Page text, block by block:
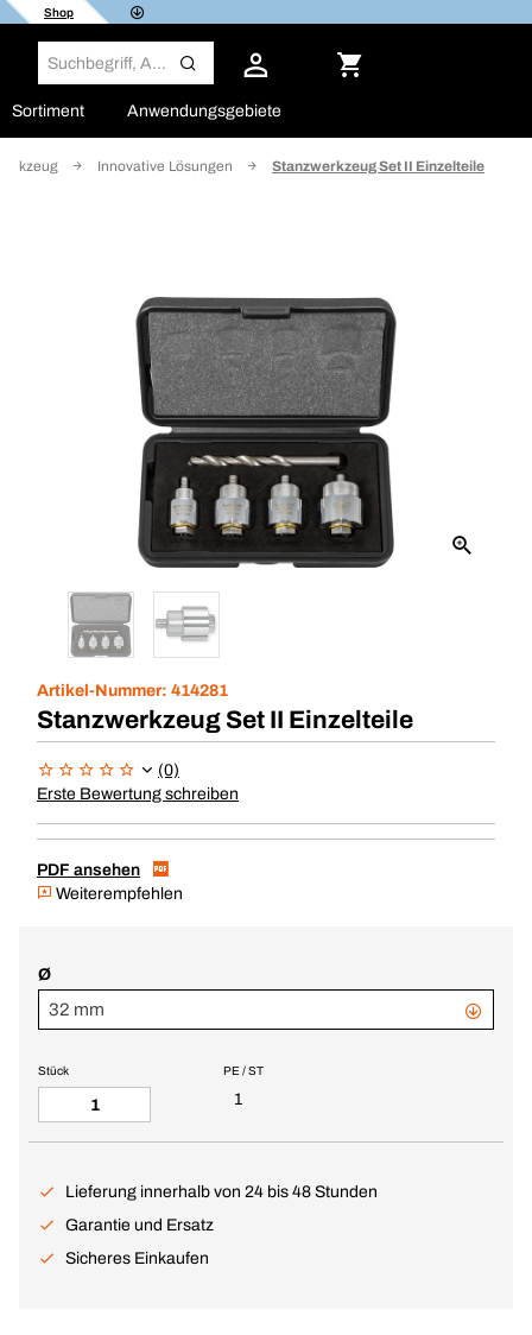
Shop
Sortiment Anwendungsgebiete
Innovative Lösungen Stanzwerkzeug Set II Einzelteile
Artikel-Nummer: 414281
Stanzwerkzeug Set II Einzelteile
(0)
Erste Bewertung schreiben
PDF ansehen
Weiterempfehlen
Ø
32 mm
PE / ST
1
Stück
Lieferung innerhalb von 24 bis 48 Stunden
Garantie und Ersatz
Sicheres Einkaufen